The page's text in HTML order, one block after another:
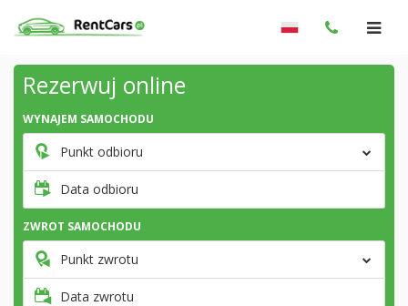
Rezerwuj online
WYNAJEM SAMOCHODU
Punkt odbioru
Data odbioru
ZWROT SAMOCHODU
Punkt zwrotu
Data zwrotu